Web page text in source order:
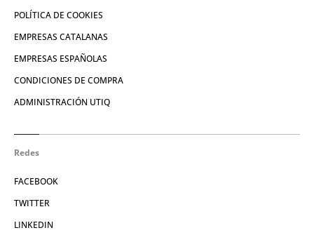
POLÍTICA DE COOKIES
EMPRESAS CATALANAS
EMPRESAS ESPAÑOLAS
CONDICIONES DE COMPRA
ADMINISTRACIÓN UTIQ
Redes
FACEBOOK
TWITTER
LINKEDIN